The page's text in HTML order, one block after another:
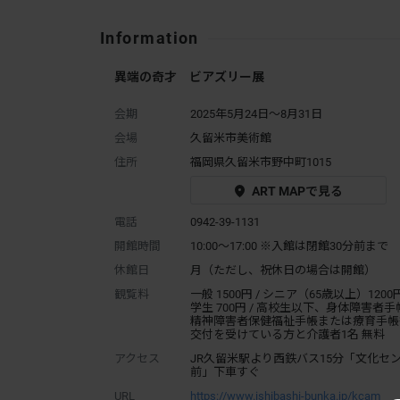
Information
異端の奇才 ビアズリー展
会期
2025年5月24日～8月31日
会場
久留米市美術館
住所
福岡県久留米市野中町1015
ART MAPで見る
電話
0942-39-1131
開館時間
10:00～17:00 ※入館は閉館30分前まで
休館日
月（ただし、祝休日の場合は開館）
観覧料
一般 1500円 / シニア（65歳以上）1200
学生 700円 / 高校生以下、身体障害者手
精神障害者保健福祉手帳または療育手
交付を受けている方と介護者1名 無料
アクセス
JR久留米駅より西鉄バス15分「文化セ
前」下車すぐ
URL
https://www.ishibashi-bunka.jp/kcam